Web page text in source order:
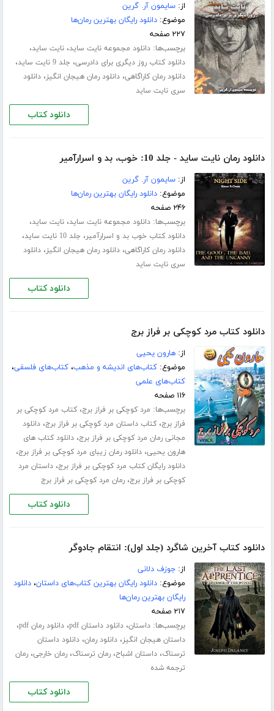
از:سایمون آر. گرین
موضوع:دانلود رایگان بهترین رمان‌ها
۲۲۷ صفحه
برچسب‌ها:دانلود مجموعه نایت ساید،نایت ساید،
دانلود کتاب روز دیگری برای دادرسی، جلد 9 نایت ساید ،
دانلود رمان کاراگاهی،دانلود رمان هیجان انگیز،دانلود
سری نایت ساید
دانلود کتاب
دانلود رمان نایت ساید - جلد 10: خوب، بد و اسرارآمیر
از:سایمون آر. گرین
موضوع:دانلود رایگان بهترین رمان‌ها
۲۴۶ صفحه
برچسب‌ها:دانلود مجموعه نایت ساید،نایت ساید،
دانلود کتاب خوب بد و اسرارآمیر، جلد 10 نایت ساید ،
دانلود رمان کاراگاهی،دانلود رمان هیجان انگیز،دانلود
سری نایت ساید
دانلود کتاب
دانلود کتاب مرد کوچکی بر فراز برج
از:هارون یحیی
موضوع:کتاب‌های اندیشه و مذهب،کتاب‌های فلسفی،
کتاب‌های علمی
۱۱۶ صفحه
برچسب‌ها: مرد کوچکی بر فراز برج،کتاب مرد کوچکی بر
فراز برج،کتاب داستان مرد کوچکی بر فراز برج،دانلود
مجانی رمان مرد کوچکی بر فراز برج،دانلود کتاب های
هارون یحیی،دانلود رمان زیبای مرد کوچکی بر فراز برج،
دانلود رایگان کتاب مرد کوچکی بر فراز برج،داستان مرد
کوچکی بر فراز برج،رمان مرد کوچکی بر فراز برج
دانلود کتاب
دانلود کتاب آخرین شاگرد (جلد اول): انتقام جادوگر
از:جوزف دلانی
موضوع:دانلود رایگان بهترین کتاب‌های داستان،دانلود
رایگان بهترین رمان‌ها
۲۱۷ صفحه
برچسب‌ها:داستان،دانلود داستان pdf ،دانلود رمان pdf ،
داستان هیجان انگیز،دانلود رمان،دانلود داستان
ترسناک،داستان اشباح،رمان ترسناک،رمان خارجی،رمان
ترجمه شده
دانلود کتاب